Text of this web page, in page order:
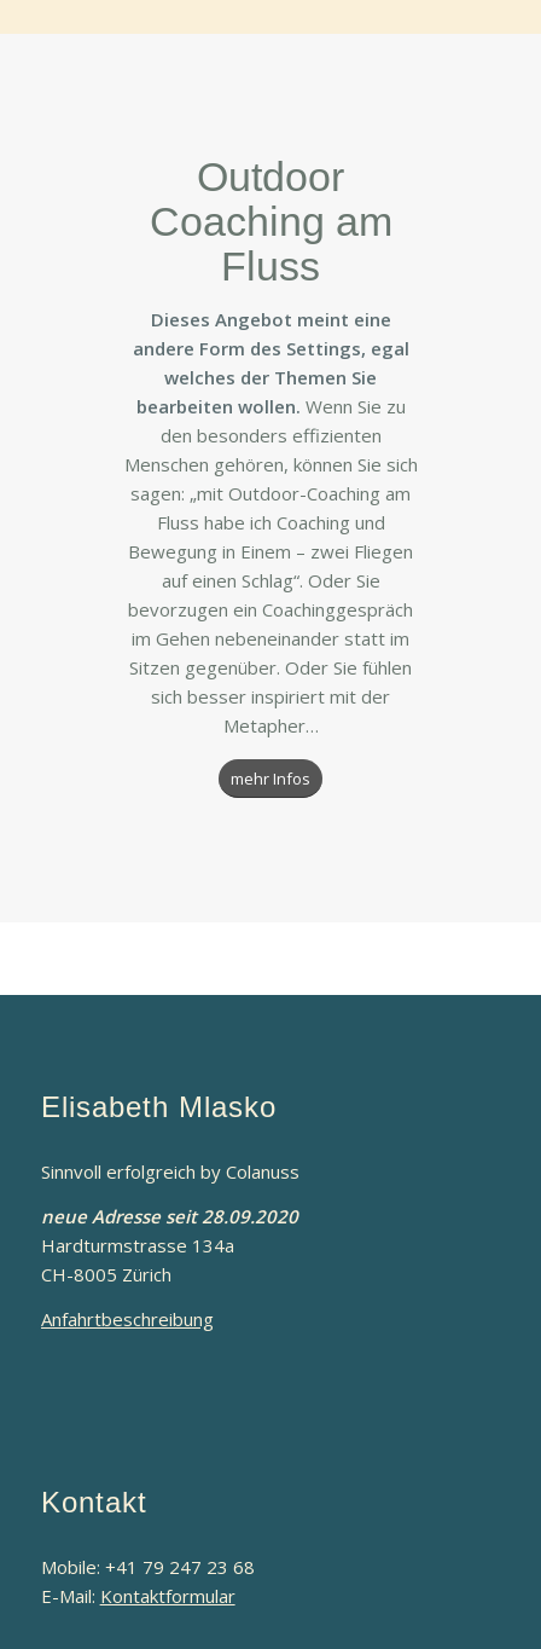
Outdoor
Coaching am
Fluss
Dieses Angebot meint eine
andere Form des Settings, egal
welches der Themen Sie
bearbeiten wollen. Wenn Sie zu
den besonders effizienten
Menschen gehören, können Sie sich
sagen: „mit Outdoor-Coaching am
Fluss habe ich Coaching und
Bewegung in Einem – zwei Fliegen
auf einen Schlag“. Oder Sie
bevorzugen ein Coachinggespräch
im Gehen nebeneinander statt im
Sitzen gegenüber. Oder Sie fühlen
sich besser inspiriert mit der
Metapher…
mehr Infos
Elisabeth Mlasko
Sinnvoll erfolgreich by Colanuss
neue Adresse seit 28.09.2020
Hardturmstrasse 134a
CH-8005 Zürich
Anfahrtbeschreibung
Kontakt
Mobile: +41 79 247 23 68
E-Mail: Kontaktformular